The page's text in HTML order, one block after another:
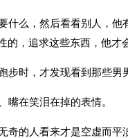
什么，然后看看别人，
的，追求这些东西，他才
步时，才发现看到那些男
嘴在笑泪在掉的表情。
奇的人看来才是空虚而平